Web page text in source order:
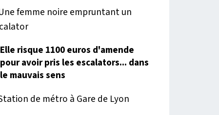
Elle risque 1100 euros d'amende
pour avoir pris les escalators... dans
le mauvais sens